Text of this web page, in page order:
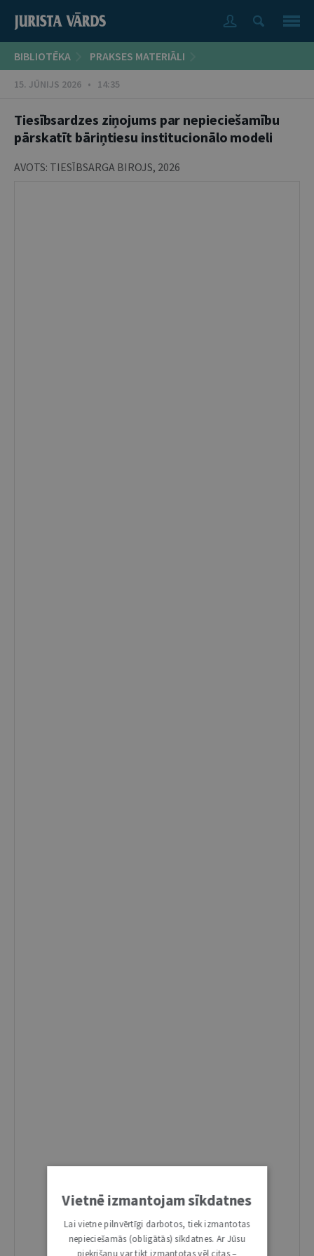
BIBLIOTĒKA PRAKSES MATERIĀLI
15. JŪNIJS 2026 • 14:35
Tiesībsardzes ziņojums par nepieciešamību
pārskatīt bāriņtiesu institucionālo modeli
AVOTS: TIESĪBSARGA BIROJS, 2026
Vietnē izmantojam sīkdatnes
Lai vietne pilnvērtīgi darbotos, tiek izmantotas
nepieciešamās (obligātās) sīkdatnes. Ar Jūsu
piekrišanu var tikt izmantotas vēl citas –